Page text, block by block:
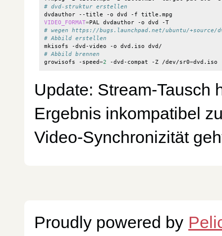
# dvd-struktur erstellen
VIDEO_FORMAT=
# wegen https://bugs.launchpad.net/ubuntu/
# Abbild erstellen
# Abbild brennen
growisofs -speed=2 -dvd-compat -Z /dev/sr0=
Update: Stream-Tausch
Ergebnis inkompatibel
Video-Synchronizität
Proudly powered by